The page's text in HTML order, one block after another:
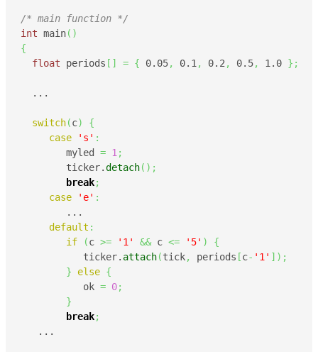
/* main function */
int main( )
{
float periods [ ] = { 0.05, 0.1 , 0.2 , 0.5, 1.0 } ;
  ...
switch(c)
{
case
's' :
        myled
= 1 ;
        ticker.
detach( ) ;
break;
case
'e' :
        ...
default :
if
(c >= '1' && c <= '5' )
{
           ticker.
attach(tick, periods [c- '1' ] ) ;
}
else {
           ok
= 0;
}
break;
   ...